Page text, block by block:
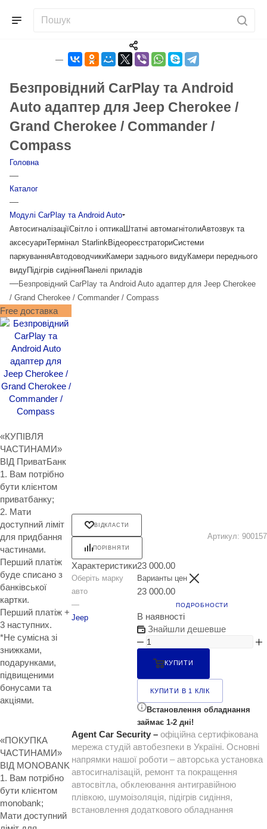
Безпровідний CarPlay та Android
Auto адаптер для Jeep Cherokee /
Grand Cherokee / Commander /
Compass
Головна
—
Каталог
—
Модулі CarPlay та Android Auto
АвтосигналізаціїСвітло і оптикаШтатні автомагнітолиАвтозвук та
аксесуариТермінал StarlinkВідеореєстраториСистеми
паркуванняАвтодоводчикиКамери заднього видуКамери переднього
видуПідігрів сидінняПанелі приладів
—Безпровідний CarPlay та Android Auto адаптер для Jeep Cherokee
/ Grand Cherokee / Commander / Compass
Free доставка
«КУПІВЛЯ
ЧАСТИНАМИ»
ВІД ПриватБанк
1. Вам потрібно
бути клієнтом
приватбанку;
2. Мати
доступний ліміт
для придбання
частинами.
Перший платіж
буде списано з
банківської
картки.
Перший платіж +
3 наступних.
*Не сумісна зі
знижками,
подарунками,
підвищеними
бонусами та
акціями.
«ПОКУПКА
ЧАСТИНАМИ»
ВІД MONOBANK
1. Вам потрібно
бути клієнтом
monobank;
Мати доступний
ВІДКЛАСТИ
ПОРІВНЯТИ
Артикул: 900157
Характеристики
Оберіть марку
авто
—
Jeep
23 000.00
Варианты цен
23 000.00
ПОДРОБНОСТИ
В наявності
Знайшли дешевше
КУПИТИ
КУПИТИ В 1 КЛІК
Встановлення обладнання
займає 1-2 дні!
Agent Car Security –офіційна сертифікована
мережа студій автобезпеки в Україні. Основні
напрямки нашої роботи – авторська установка
автосигналізацій, ремонт та покращення
автосвітла, обклеювання антигравійною
плівкою, шумоізоляція, підігрів сидіння,
встановлення додаткового обладнання